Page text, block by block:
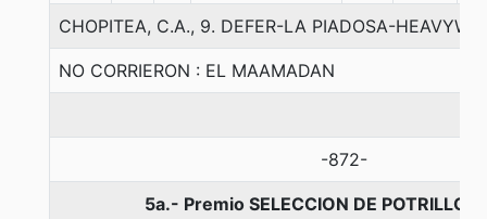
CHOPITEA, C.A., 9. DEFER-LA PIADOSA-
NO CORRIERON : EL MAAMADAN
-872-
5a.- Premio SELECCION DE